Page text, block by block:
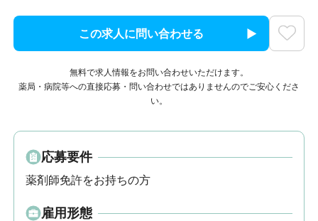
この求人に問い合わせる
無料で求人情報をお問い合わせいただけます。
薬局・病院等への直接応募・問い合わせではありませんのでご安心くださ
い。
応募要件
薬剤師免許をお持ちの方
雇用形態